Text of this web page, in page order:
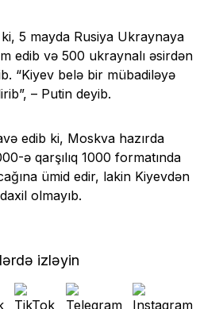
5 mayda Rusiya Ukraynaya
edib və 500 ukraynalı əsirdən
“Kiyev belə bir mübadiləyə
– Putin deyib.
edib ki, Moskva hazırda
ə qarşılıq 1000 formatında
ümid edir, lakin Kiyevdən
olmayıb.
izləyin